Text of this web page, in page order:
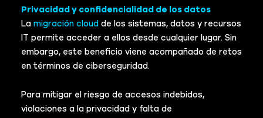
Privacidad y confidencialidad de los datos
Lamigración cloud de los sistemas, datos y recursos
IT permite acceder a ellos desde cualquier lugar. Sin
embargo, este beneficio viene acompañado de retos
en términos de ciberseguridad.
Para mitigar el riesgo de accesos indebidos,
violaciones a la privacidad y falta de